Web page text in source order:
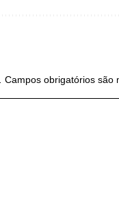
Campos obrigatórios são